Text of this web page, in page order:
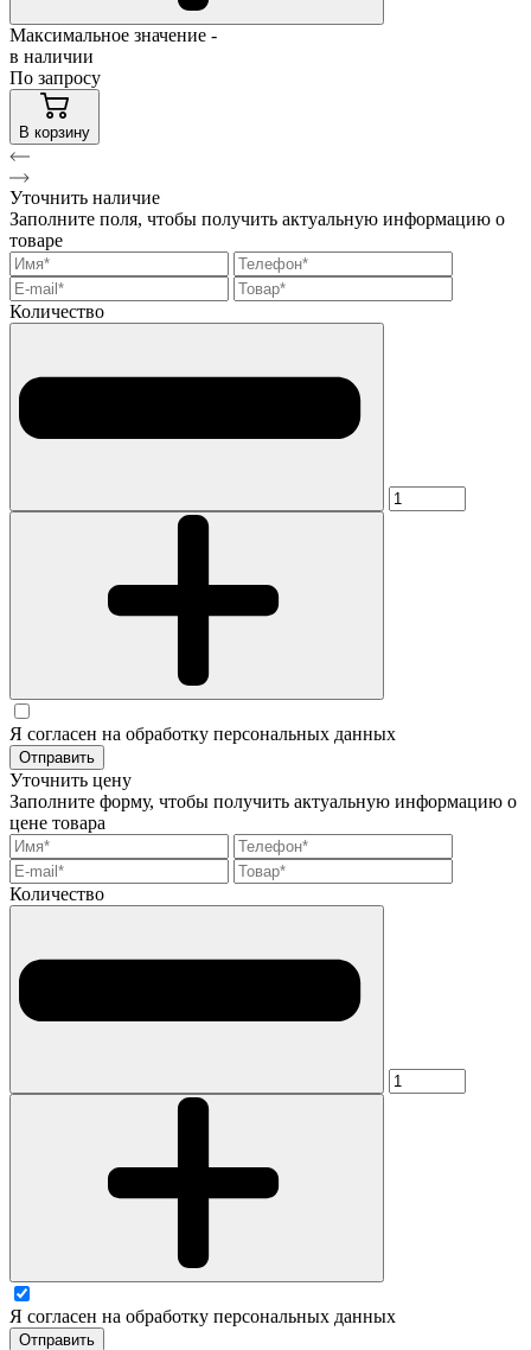
Максимальное значение -
в наличии
По запросу
В корзину
Уточнить наличие
Заполните поля, чтобы получить актуальную информацию о
товаре
Количество
Я согласен на обработку персональных данных
Отправить
Уточнить цену
Заполните форму, чтобы получить актуальную информацию о
цене товара
Количество
Я согласен на обработку персональных данных
Отправить